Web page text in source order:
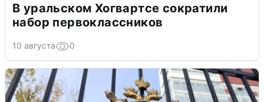
В уральском Хогвартсе сократили
набор первоклассников
10 августа 0